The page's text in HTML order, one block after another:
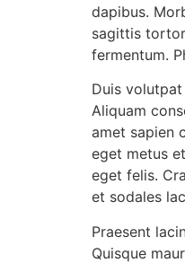
dapibus.
sagittis
fermentum.
Duis
Aliquam
amet sapien
eget metus
eget felis.
et sodales
Praesent
Quisque